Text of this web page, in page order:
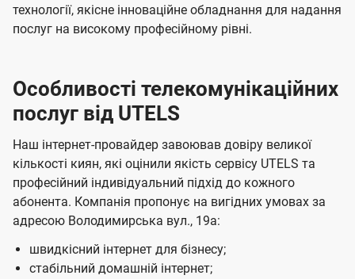
технології, якісне інноваційне обладнання для надання
послуг на високому професійному рівні.
Особливості телекомунікаційних
послуг від UTELS
Наш інтернет-провайдер завоював довіру великої
кількості киян, які оцінили якість сервісу UTELS та
професійний індивідуальний підхід до кожного
абонента. Компанія пропонує на вигідних умовах за
адресою Володимирська вул., 19а:
швидкісний інтернет для бізнесу;
стабільний домашній інтернет;